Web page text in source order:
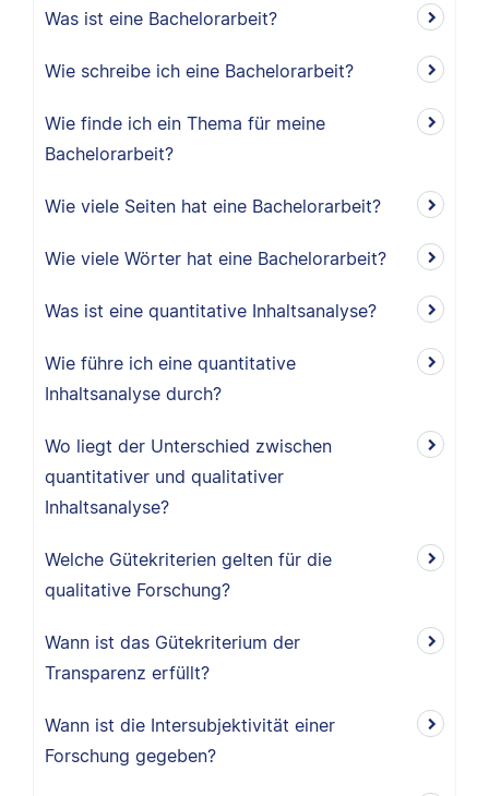
Was ist eine Bachelorarbeit?
Wie schreibe ich eine Bachelorarbeit?
Wie finde ich ein Thema für meine
Bachelorarbeit?
Wie viele Seiten hat eine Bachelorarbeit?
Wie viele Wörter hat eine Bachelorarbeit?
Was ist eine quantitative Inhaltsanalyse?
Wie führe ich eine quantitative
Inhaltsanalyse durch?
Wo liegt der Unterschied zwischen
quantitativer und qualitativer
Inhaltsanalyse?
Welche Gütekriterien gelten für die
qualitative Forschung?
Wann ist das Gütekriterium der
Transparenz erfüllt?
Wann ist die Intersubjektivität einer
Forschung gegeben?